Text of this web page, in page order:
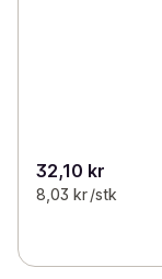
32,10 kr
8,03 kr /stk